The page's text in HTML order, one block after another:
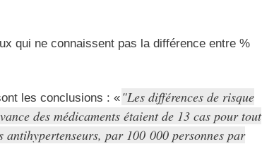
qui ne connaissent pas la différence entre %
les conclusions : « Les différences de risque
des médicaments étaient de 13 cas pour tout
par 100 000 personnes par